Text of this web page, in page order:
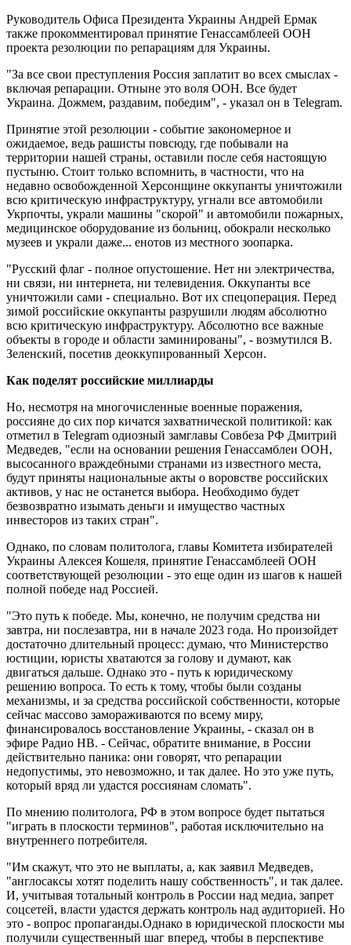
Руководитель Офиса Президента Украины Андрей Ермак
также прокомментировал принятие Генассамблеей ООН
проекта резолюции по репарациям для Украины.
"За все свои преступления Россия заплатит во всех смыслах -
включая репарации. Отныне это воля ООН. Все будет
Украина. Дожмем, раздавим, победим", - указал он в Telegram.
Принятие этой резолюции - событие закономерное и
ожидаемое, ведь рашисты повсюду, где побывали на
территории нашей страны, оставили после себя настоящую
пустыню. Стоит только вспомнить, в частности, что на
недавно освобожденной Херсонщине оккупанты уничтожили
всю критическую инфраструктуру, угнали все автомобили
Укрпочты, украли машины "скорой" и автомобили пожарных,
медицинское оборудование из больниц, обокрали несколько
музеев и украли даже... енотов из местного зоопарка.
"Русский флаг - полное опустошение. Нет ни электричества,
ни связи, ни интернета, ни телевидения. Оккупанты все
уничтожили сами - специально. Вот их спецоперация. Перед
зимой российские оккупанты разрушили людям абсолютно
всю критическую инфраструктуру. Абсолютно все важные
объекты в городе и области заминированы", - возмутился В.
Зеленский, посетив деоккупированный Херсон.
Как поделят российские миллиарды
Но, несмотря на многочисленные военные поражения,
россияне до сих пор кичатся захватнической политикой: как
отметил в Telegram одиозный замглавы Совбеза РФ Дмитрий
Медведев, "если на основании решения Генассамблеи ООН,
высосанного враждебными странами из известного места,
будут приняты национальные акты о воровстве российских
активов, у нас не останется выбора. Необходимо будет
безвозвратно изымать деньги и имущество частных
инвесторов из таких стран".
Однако, по словам политолога, главы Комитета избирателей
Украины Алексея Кошеля, принятие Генассамблеей ООН
соответствующей резолюции - это еще один из шагов к нашей
полной победе над Россией.
"Это путь к победе. Мы, конечно, не получим средства ни
завтра, ни послезавтра, ни в начале 2023 года. Но произойдет
достаточно длительный процесс: думаю, что Министерство
юстиции, юристы хватаются за голову и думают, как
двигаться дальше. Однако это - путь к юридическому
решению вопроса. То есть к тому, чтобы были созданы
механизмы, и за средства российской собственности, которые
сейчас массово замораживаются по всему миру,
финансировалось восстановление Украины, - сказал он в
эфире Радио НВ. - Сейчас, обратите внимание, в России
действительно паника: они говорят, что репарации
недопустимы, это невозможно, и так далее. Но это уже путь,
который вряд ли удастся россиянам сломать".
По мнению политолога, РФ в этом вопросе будет пытаться
"играть в плоскости терминов", работая исключительно на
внутреннего потребителя.
"Им скажут, что это не выплаты, а, как заявил Медведев,
"англосаксы хотят поделить нашу собственность", и так далее.
И, учитывая тотальный контроль в России над медиа, запрет
соцсетей, власти удастся держать контроль над аудиторией. Но
это - вопрос пропаганды.Однако в юридической плоскости мы
получили существенный шаг вперед, чтобы в перспективе